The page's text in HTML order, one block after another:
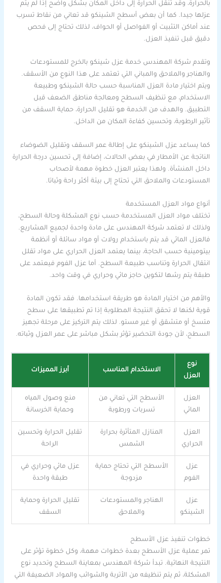
بالحرارة، وقد تنقل الحرارة إلى داخل المكان بشكل واضح إذا لم يتم
عزلها جيدا. كما أن بعض أسطح الشينكو قد تعاني من نقاط تسرب
عند أماكن التثبيت أو الفواصل أو الحواف، لذلك تحتاج إلى فحص
دقيق قبل تنفيذ العزل.
وتقدم شركة المهندس خدمة عزل شينكو بالخرج للمستودعات
والهناجر والملاحق والمباني التي تعتمد على هذا النوع من الأسقف.
ويتم اختيار مادة العزل المناسبة حسب حالة الشينكو وطبيعة
الاستخدام، مع تنظيف السطح ومعالجة مناطق الضعف قبل
التطبيق. والهدف من الخدمة هو تقليل الحرارة، حماية السقف من
تأثير الرطوبة، وتحسين كفاءة المكان من الداخل.
كما يساعد عزل الشينكو على إطالة عمر السقف وتقليل الضوضاء
الناتجة عن الأمطار في بعض الحالات، إضافة إلى تحسين درجة الحرارة
داخل المنشأة. ولهذا يعتبر العزل خطوة مهمة لأصحاب
المستودعات والملاحق التي تحتاج إلى بيئة أكثر راحة وثباتا.
أنواع مواد العزل المستخدمة
تختلف مواد العزل المستخدمة حسب نوع المشكلة وحالة السطح،
ولذلك لا تعتمد شركة المهندس على مادة واحدة لجميع المشاريع.
فالعزل المائي قد يتم باستخدام رولات أو مواد سائلة أو أنظمة
بيتومينية حسب الحاجة، بينما يعتمد العزل الحراري على مواد تقلل
انتقال الحرارة وتناسب طبيعة السطح. أما عزل الفوم فيعتمد على
طبقة يتم رشها لتكوين حاجز مائي وحراري في وقت واحد.
والأهم من اختيار المادة هو طريقة استخدامها. فقد تكون المادة
قوية لكنها لا تحقق النتيجة المطلوبة إذا تم تطبيقها على سطح
متسخ أو متشقق أو غير مستو. لذلك يتم التركيز على مرحلة تجهيز
السطح، لأن جودة التحضير تؤثر بشكل مباشر على عمر العزل وثباته.
نوع
العزل
الاستخدام المناسب أبرز المميزات
العزل
المائي
الأسطح التي تعاني من
تسربات ورطوبة
منع وصول المياه
وحماية الخرسانة
العزل
الحراري
المنازل المتأثرة بحرارة
الشمس
تقليل الحرارة وتحسين
الراحة
عزل
الفوم
الأسطح التي تحتاج حماية
مزدوجة
عزل مائي وحراري في
طبقة واحدة
عزل
الشينكو
الهناجر والمستودعات
والملاحق
تقليل الحرارة وحماية
السقف
خطوات تنفيذ عزل الأسطح
تمر عملية عزل الأسطح بعدة خطوات مهمة، وكل خطوة تؤثر على
النتيجة النهائية. تبدأ شركة المهندس بمعاينة السطح وتحديد نوع
المشكلة، ثم يتم تنظيفه من الأتربة والشوائب والمواد الضعيفة التي